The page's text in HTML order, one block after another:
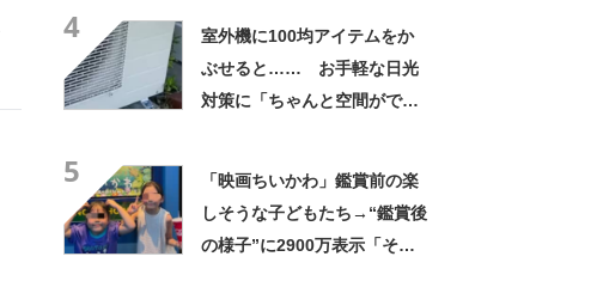
4
室外機に100均アイテムをか
ぶせると…… お手軽な日光
対策に「ちゃんと空間ができ
5
「映画ちいかわ」鑑賞前の楽
しそうな子どもたち→“鑑賞後
の様子”に2900万表示「そう